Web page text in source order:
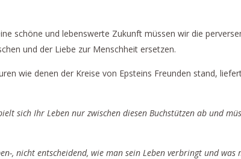
schöne und lebenswerte Zukunft müssen wir die
und der Liebe zur Menschheit ersetzen.
wie denen der Kreise von Epsteins Freunden stand,
sich Ihr Leben nur zwischen diesen Buchstützen ab und
, nicht entscheidend, wie man sein Leben verbringt und